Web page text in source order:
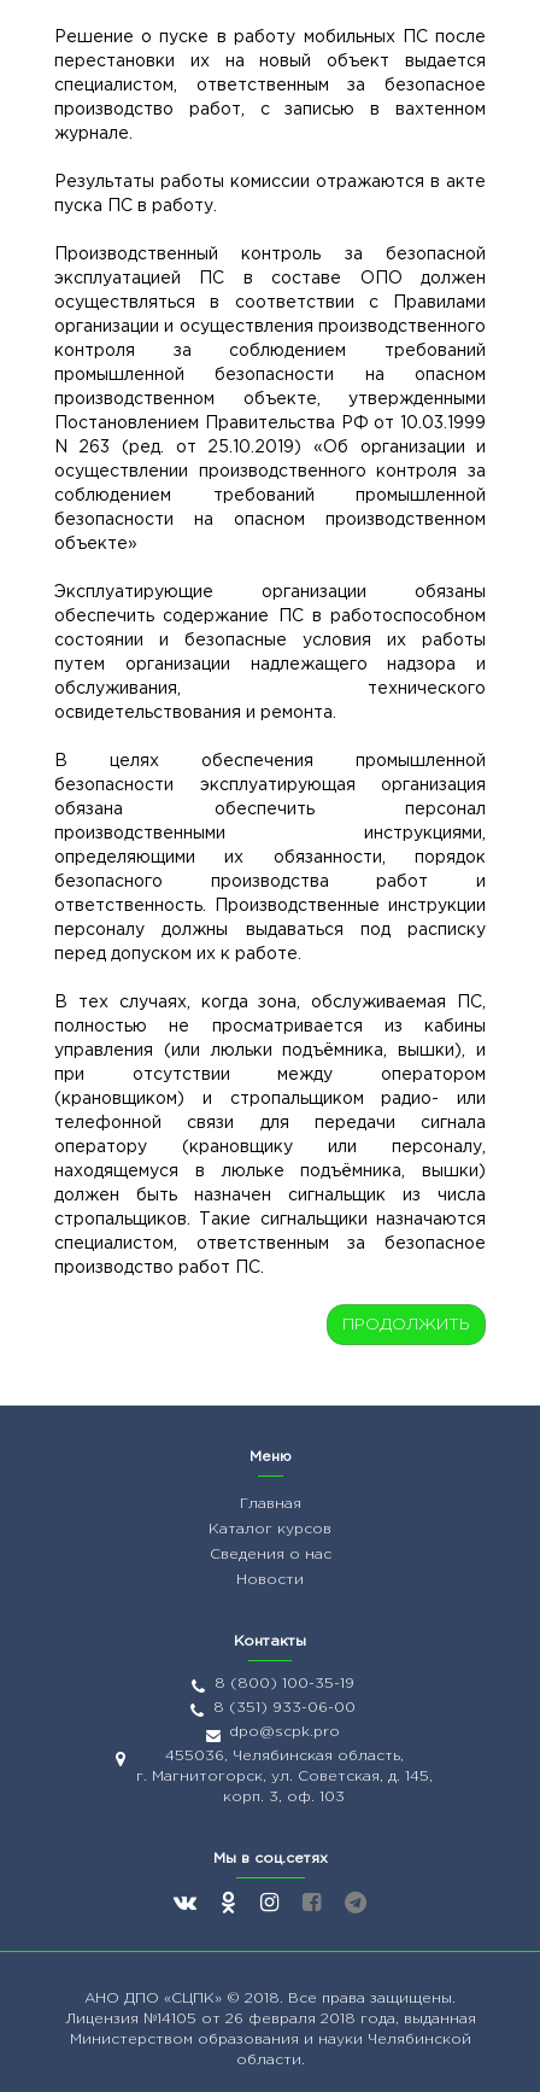
Решение о пуске в работу мобильных ПС после
перестановки их на новый объект выдается
специалистом, ответственным за безопасное
производство работ, с записью в вахтенном
журнале.
Результаты работы комиссии отражаются в акте
пуска ПС в работу.
Производственный контроль за безопасной
эксплуатацией ПС в составе ОПО должен
осуществляться в соответствии с Правилами
организации и осуществления производственного
контроля за соблюдением требований
промышленной безопасности на опасном
производственном объекте, утвержденными
Постановлением Правительства РФ от 10.03.1999
N 263 (ред. от 25.10.2019) «Об организации и
осуществлении производственного контроля за
соблюдением требований промышленной
безопасности на опасном производственном
объекте»
Эксплуатирующие организации обязаны
обеспечить содержание ПС в работоспособном
состоянии и безопасные условия их работы
путем организации надлежащего надзора и
обслуживания, технического
освидетельствования и ремонта.
В целях обеспечения промышленной
безопасности эксплуатирующая организация
обязана обеспечить персонал
производственными инструкциями,
определяющими их обязанности, порядок
безопасного производства работ и
ответственность. Производственные инструкции
персоналу должны выдаваться под расписку
перед допуском их к работе.
В тех случаях, когда зона, обслуживаемая ПС,
полностью не просматривается из кабины
управления (или люльки подъёмника, вышки), и
при отсутствии между оператором
(крановщиком) и стропальщиком радио- или
телефонной связи для передачи сигнала
оператору (крановщику или персоналу,
находящемуся в люльке подъёмника, вышки)
должен быть назначен сигнальщик из числа
стропальщиков. Такие сигнальщики назначаются
специалистом, ответственным за безопасное
производство работ ПС.
Меню
Главная
Каталог курсов
Сведения о нас
Новости
Контакты
8 (800) 100-35-19
8 (351) 933-06-00
dpo@scpk.pro
455036, Челябинская область,
г. Магнитогорск, ул. Советская, д. 145,
корп. 3, оф. 103
Мы в соц.сетях
АНО ДПО «СЦПК» © 2018. Все права защищены.
Лицензия №14105 от 26 февраля 2018 года, выданная
Министерством образования и науки Челябинской
области.